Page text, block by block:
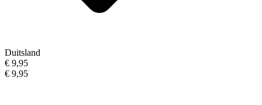
Duitsland
€ 9,95
€ 9,95